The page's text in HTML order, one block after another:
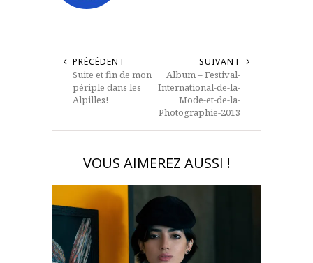
PRÉCÉDENT
Suite et fin de mon
périple dans les
Alpilles!
SUIVANT
Album – Festival-
International-de-la-
Mode-et-de-la-
Photographie-2013
VOUS AIMEREZ AUSSI !